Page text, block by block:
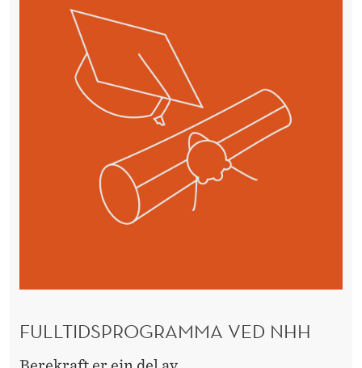
FULLTIDSPROGRAMMA VED NHH